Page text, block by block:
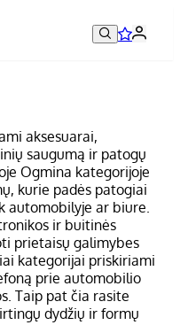
aksesuarai,
saugumą ir patogų
Ogmina kategorijoje
kurie padės patogiai
automobilyje ar biure.
ir buitinės
prietaisų galimybes
kategorijai priskiriami
prie automobilio
Taip pat čia rasite
dydžių ir formų